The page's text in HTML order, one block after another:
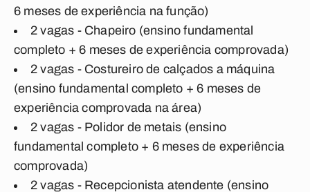
6 meses de experiência na função)
2 vagas - Chapeiro (ensino fundamental
completo + 6 meses de experiência comprovada)
2 vagas - Costureiro de calçados a máquina
(ensino fundamental completo + 6 meses de
experiência comprovada na área)
2 vagas - Polidor de metais (ensino
fundamental completo + 6 meses de experiência
comprovada)
2 vagas - Recepcionista atendente (ensino